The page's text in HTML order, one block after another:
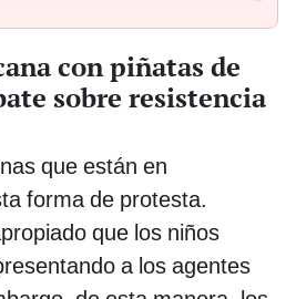
con piñatas de
sobre resistencia
que están en
forma de protesta.
que los niños
a los agentes